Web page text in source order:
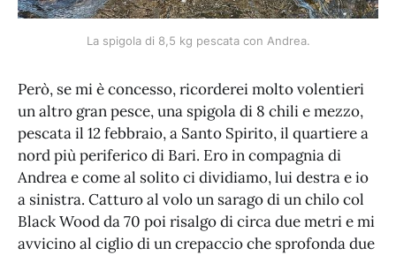
La spigola di 8,5 kg pescata con Andrea.
Però, se mi è concesso, ricorderei molto volentieri
un altro gran pesce, una spigola di 8 chili e mezzo,
pescata il 12 febbraio, a Santo Spirito, il quartiere a
nord più periferico di Bari. Ero in compagnia di
Andrea e come al solito ci dividiamo, lui destra e io
a sinistra. Catturo al volo un sarago di un chilo col
Black Wood da 70 poi risalgo di circa due metri e mi
avvicino al ciglio di un crepaccio che sprofonda due